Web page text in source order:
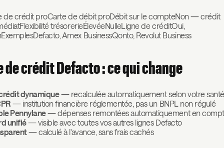
de crédit proCarte de débit proDébit sur le compteNon — crédit
trésorerieÉlevéeNulleLigne de créditOui,
Amex BusinessQonto, Revolut Business
de crédit Defacto : ce qui change
dynamique— recalculée automatiquement selon votre
— institution financière réglementée, pas un BNPL non régulé
Pennylane— dépenses remontées automatiquement en
unifié— visible avec toutes vos autres lignes Defacto
— calculé à l'avance, sans frais cachés